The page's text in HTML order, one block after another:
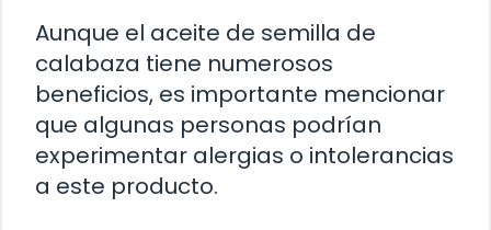
Aunque el aceite de semilla de
calabaza tiene numerosos
beneficios, es importante mencionar
que algunas personas podrían
experimentar alergias o intolerancias
a este producto.